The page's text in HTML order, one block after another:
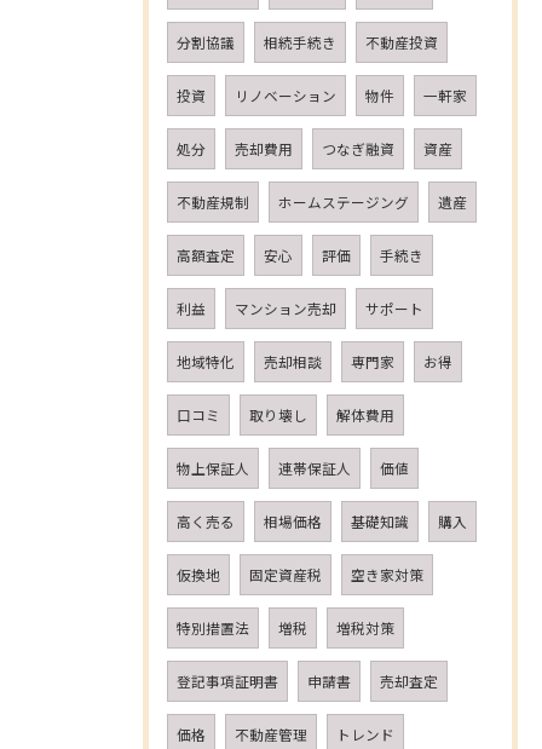
分割協議 相続手続き 不動産投資
投資 リノベーション 物件 一軒家
処分 売却費用 つなぎ融資 資産
不動産規制 ホームステージング 遺産
高額査定 安心 評価 手続き
利益 マンション売却 サポート
地域特化 売却相談 専門家 お得
口コミ 取り壊し 解体費用
物上保証人 連帯保証人 価値
高く売る 相場価格 基礎知識 購入
仮換地 固定資産税 空き家対策
特別措置法 増税 増税対策
登記事項証明書 申請書 売却査定
価格 不動産管理 トレンド